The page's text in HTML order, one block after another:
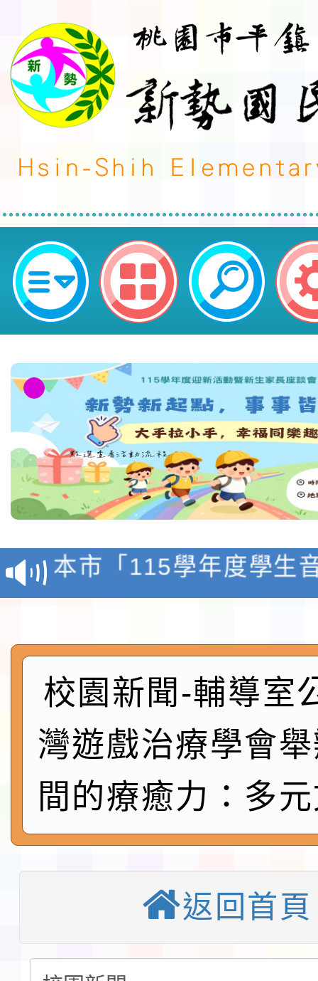
台灣遊戲治療學會舉辦「空間的療
遊戲室之規畫與改造」-桃園市平
檢送「桃園市115學年
賽實施要點」1份
本市「115學年度學生
程安排一案
「桃園市補助參觀特色
展演活動實施計畫」
請一案
社團法人中華民國畫廊
026 ART TAIPEI臺北
會」之「藝術教育日」
本校115學年度第1學
第2次招考代課鐘點教
告(採1次公告分次招考)
115 年度兒童課後照顧
0 小時業訓練課程
「115年桃園市運動會
錦標賽」海洋艇及
域)，申請變更地點
「114-115年度
計畫」公費接種對象擴
會活動流程表
函轉桃園市童軍會辦
童軍小隊長訓練營活動
檢送「桃園市115學年
校園新聞-輔導室
灣遊戲治療學會
間的療癒力：多
返回首頁